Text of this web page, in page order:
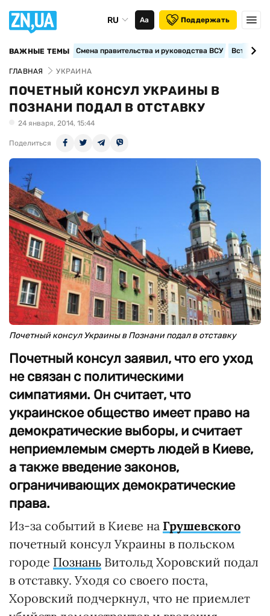
RU Аа Поддержать
ВАЖНЫЕ ТЕМЫ Смена правительства и руководства ВСУ
ГЛАВНАЯ УКРАИНА
ПОЧЕТНЫЙ КОНСУЛ УКРАИНЫ В
ПОЗНАНИ ПОДАЛ В ОТСТАВКУ
24 января, 2014, 15:44
Поделиться
Почетный консул Украины в Познани подал в отставку
Почетный консул заявил, что его уход
не связан с политическими
симпатиями. Он считает, что
украинское общество имеет право на
демократические выборы, и считает
неприемлемым смерть людей в Киеве,
а также введение законов,
ограничивающих демократические
права.
Из-за событий в Киеве на Грушевского
почетный консул Украины в польском
городе Познань Витольд Хоровский подал
в отставку. Уходя со своего поста,
Хоровский подчеркнул, что не приемлет